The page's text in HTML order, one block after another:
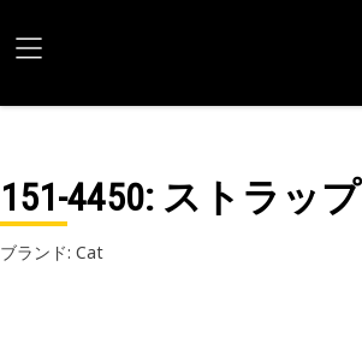
151-4450: ストラップ
ブランド: Cat